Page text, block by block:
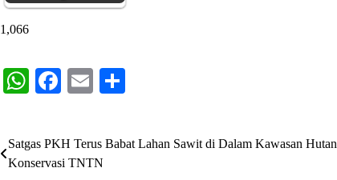
1,066
WhatsApp
Facebook
Email
Navigasi
Satgas PKH Terus Babat Lahan Sawit di Dalam Kawasan Hutan
Konservasi TNTN